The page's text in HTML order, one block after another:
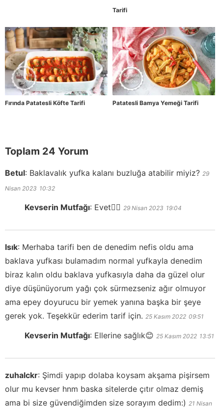
Tarifi
Fırında Patatesli Köfte Tarifi Patatesli Bamya Yemeği Tarifi
Toplam 24 Yorum
Betul: Baklavalık yufka kalanı buzluğa atabilir miyiz? 29
Nisan 2023 10:32
Kevserin Mutfağı: Evet👍🏻 29 Nisan 2023 19:04
Isık: Merhaba tarifi ben de denedim nefis oldu ama
baklava yufkası bulamadım normal yufkayla denedim
biraz kalın oldu baklava yufkasıyla daha da güzel olur
diye düşünüyorum yağı çok sürmezseniz ağır olmuyor
ama epey doyurucu bir yemek yanına başka bir şeye
gerek yok. Teşekkür ederim tarif için. 25 Kasım 2022 09:51
Kevserin Mutfağı: Ellerine sağlık😊 25 Kasım 2022 13:51
zuhalckr: Şimdi yapıp dolaba koysam akşama pişirsem
olur mu kevser hnm baska sitelerde çıtır olmaz demiş
ama bi size güvendiğimden size sorayım dedim:) 21 Nisan